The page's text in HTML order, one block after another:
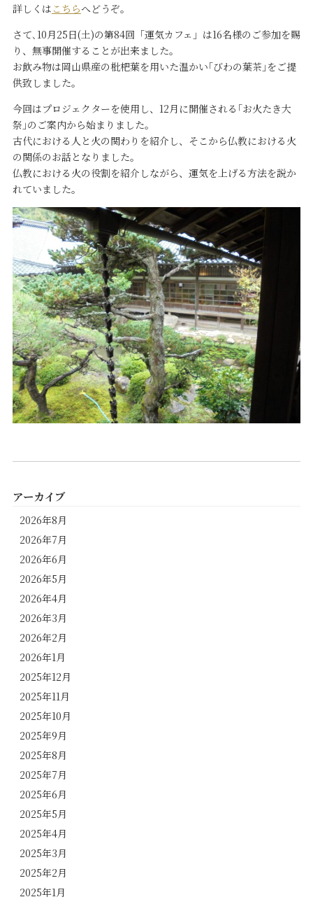
詳しくは こちらへどうぞ。
さて､10月25日(土)の第84回「運気カフェ」は16名様のご参加を賜
り、無事開催することが出来ました。
お飲み物は岡山県産の枇杷葉を用いた温かい｢びわの葉茶｣をご提
供致しました。
今回はプロジェクターを使用し、12月に開催される｢お火たき大
祭｣のご案内から始まりました。
古代における人と火の関わりを紹介し、そこから仏教における火
の関係のお話となりました。
仏教における火の役割を紹介しながら、運気を上げる方法を説か
れていました。
アーカイブ
2026年8月
2026年7月
2026年6月
2026年5月
2026年4月
2026年3月
2026年2月
2026年1月
2025年12月
2025年11月
2025年10月
2025年9月
2025年8月
2025年7月
2025年6月
2025年5月
2025年4月
2025年3月
2025年2月
2025年1月